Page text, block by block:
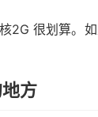
2G 很划算。
方